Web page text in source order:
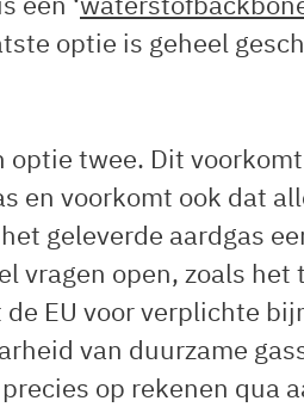
optie is geheel
optie twee. Dit
en voorkomt ook dat
geleverde aardgas
vragen open, zoals het
EU voor verplichte
van duurzame
op rekenen qua